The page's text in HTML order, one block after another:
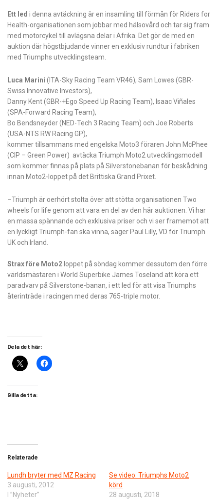
Ett led i denna avtäckning är en insamling till förmån för Riders for
Health-organisationen som jobbar med hälsovård och tar sig fram
med motorcykel till avlägsna delar i Afrika. Det gör de med en
auktion där högstbjudande vinner en exklusiv rundtur i fabriken
med Triumphs utvecklingsteam.
Luca Marini (ITA-Sky Racing Team VR46), Sam Lowes (GBR-
Swiss Innovative Investors),
Danny Kent (GBR-+Ego Speed Up Racing Team), Isaac Viñales
(SPA-Forward Racing Team),
Bo Bendsneyder (NED-Tech 3 Racing Team) och Joe Roberts
(USA-NTS RW Racing GP),
kommer tillsammans med engelska Moto3 föraren John McPhee
(CIP – Green Power) avtäcka Triumph Moto2 utvecklingsmodell
som kommer finnas på plats på Silverstonebanan för beskådning
innan Moto2-loppet på det Brittiska Grand Prixet.
–Triumph är oerhört stolta över att stötta organisationen Two
wheels for life genom att vara en del av den här auktionen. Vi har
en massa spännande och exklusiva priser och vi ser framemot att
en lyckligt Triumph-fan ska vinna, säger Paul Lilly, VD för Triumph
UK och Irland.
Strax före Moto2 loppet på söndag kommer dessutom den förre
världsmästaren i World Superbike James Toseland att köra ett
paradvarv på Silverstone-banan, i ett led för att visa Triumphs
återinträde i racingen med deras 765-triple motor.
Dela det här:
Gilla detta:
Relaterade
Lundh bryter med MZ Racing
3 augusti, 2012
I ”Nyheter”
Se video: Triumphs Moto2
körd
28 augusti, 2018